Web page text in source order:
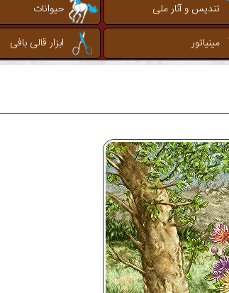
تندیس و آثار ملی
حیوانات
مینیاتور ابزار قالی بافی